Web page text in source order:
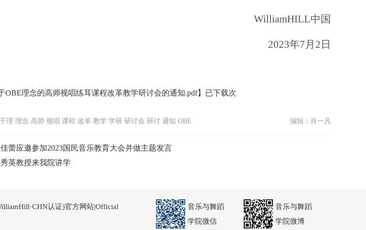
WilliamHILL中国
2023年7月2日
OBE理念的高师视唱练耳课程改革教学研讨会的通知.pdf】已下载次
理 理念 高师 视唱 课程 改革 教学 学研 研讨会 研讨 通知 OBE 编辑：肖一凡
蕾应邀参加2023国民音乐教育大会并做主题发言
英教授来我院讲学
认证)官方网站|Official
音乐与舞蹈
学院微信
音乐与舞蹈
学院微博